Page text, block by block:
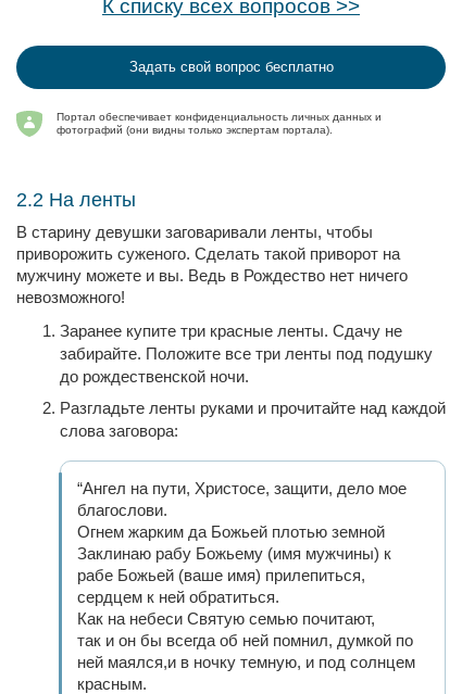
К списку всех вопросов >>
Задать свой вопрос бесплатно
Портал обеспечивает конфиденциальность личных данных и
фотографий (они видны только экспертам портала).
2.2 На ленты
В старину девушки заговаривали ленты, чтобы
приворожить суженого. Сделать такой приворот на
мужчину можете и вы. Ведь в Рождество нет ничего
невозможного!
Заранее купите три красные ленты. Сдачу не
забирайте. Положите все три ленты под подушку
до рождественской ночи.
Разгладьте ленты руками и прочитайте над каждой
слова заговора:
“Ангел на пути, Христосе, защити, дело мое
благослови.
Огнем жарким да Божьей плотью земной
Заклинаю рабу Божьему (имя мужчины) к
рабе Божьей (ваше имя) прилепиться,
сердцем к ней обратиться.
Как на небеси Святую семью почитают,
так и он бы всегда об ней помнил, думкой по
ней маялся,и в ночку темную, и под солнцем
красным.